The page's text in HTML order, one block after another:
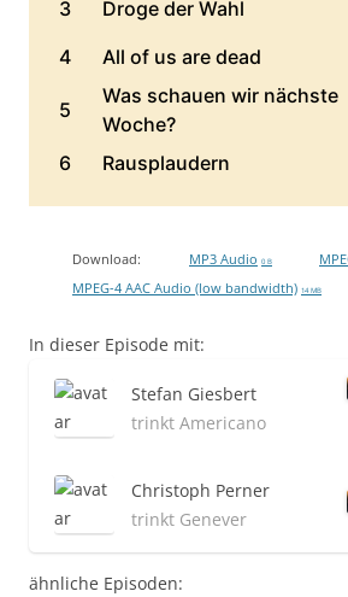
Download: MP3 Audio 0 B
MPEG-4 AAC Audio (low bandwidth) 14 MB
In dieser Episode mit:
Stefan Giesbert
trinkt Americano
Christoph Perner
trinkt Genever
ähnliche Episoden: